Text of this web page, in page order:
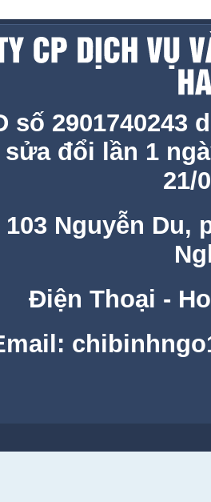
số 2901740243
sửa đổi lần 1
21/
Nguyễn Du,
Điện Thoại -